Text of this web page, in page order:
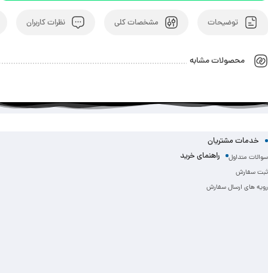
توضیحات مشخصات کلی نظرات کاربران
محصولات مشابه
خدمات مشتریان
سوالات متداول راهنمای خرید
ثبت سفارش
رویه های ارسال سفارش